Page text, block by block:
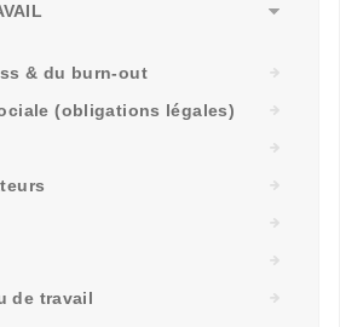
& du burn-out
(obligations légales)
de travail